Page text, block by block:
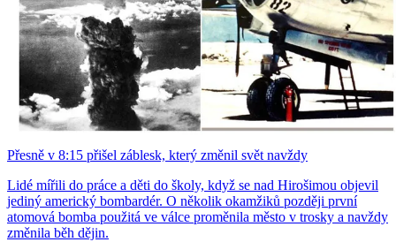
Přesně v 8:15 přišel záblesk, který změnil svět navždy
Lidé mířili do práce a děti do školy, když se nad Hirošimou objevil
jediný americký bombardér. O několik okamžiků později první
atomová bomba použitá ve válce proměnila město v trosky a navždy
změnila běh dějin.